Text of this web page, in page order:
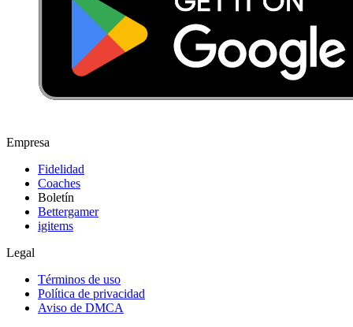
Empresa
Fidelidad
Coaches
Boletín
Bettergamer
igitems
Legal
Términos de uso
Política de privacidad
Aviso de DMCA